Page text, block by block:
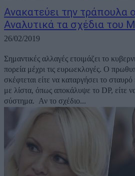
Ανακατεύει την τράπουλα
Αναλυτικά τα σχέδια του
26/02/2019
Σημαντικές αλλαγές ετοιμάζει το
πορεία μέχρι τις ευρωεκλογές. Ο
σκέφτεται είτε να καταργήσει το σταυρό
με λίστα, όπως αποκάλυψε το DP, είτε
σύστημα. Αν το σχέδιο...